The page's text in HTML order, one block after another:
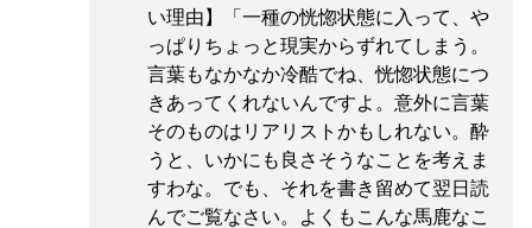
い理由】「一種の恍惚状態に入って、や
っぱりちょっと現実からずれてしまう。
言葉もなかなか冷酷でね、恍惚状態につ
きあってくれないんですよ。意外に言葉
そのものはリアリストかもしれない。酔
うと、いかにも良さそうなことを考えま
すわな。でも、それを書き留めて翌日読
んでご覧なさい。よくもこんな馬鹿なこ